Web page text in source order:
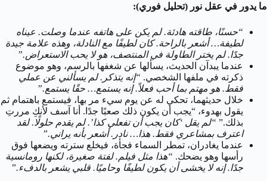
ما يدور في عقل نور (تحليل فوري):
“حسنًا، طاقته هادئة. لم يكن على هاتفه عندما وصلت. عيناه
لطيفة… أشعر بالراحة. كان لطيفًا مع النادلة، وهذه علامة جيدة
جدًا. لم يختر الطاولة في المنتصف، هو لا يحب الاستعراض.”
عندما يبدآن الحديث، يسألها عن شغفها بالرسم، وهو موضوع
ذكرته في ملفها الشخصي. “إنه يتذكر. لم يسألني عن عملي
فقط. هو مهتم بما أحب فعلاً. إنه يستمع… حقًا يستمع.”
خلال حديثهما، تحكي له عن يوم سيء مر بها، فيستمع باهتمام ثم
يقول بهدوء، “يجب أن يكون ذلك صعبًا جدًا. أنا آسف لأنكِ مررتِ
بذلك.” “لم يقل ‘كان يجب أن تفعلي كذا’. لم يقدم حلولًا. لقد
اعترف بمشاعري فقط. هذا… نادر. أشعر بأنه يراني.”
عندما يغادران، تمطر السماء فجأة، فيخلع سترته ويضعها فوق
رأسها وهو يضحك. “هذا مثل فيلم. لفتة صغيرة، لكنها رومانسية
جدًا. إنه لا يخشى أن يكون لطيفًا وحاميًا. قلبي يشعر بالدفء.”